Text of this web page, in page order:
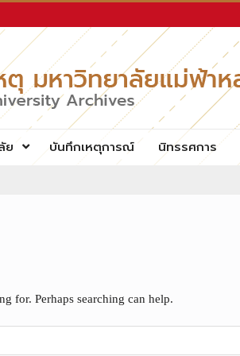
ย บันทึกเหตุการณ์ นิทรรศการ
for. Perhaps searching can help.